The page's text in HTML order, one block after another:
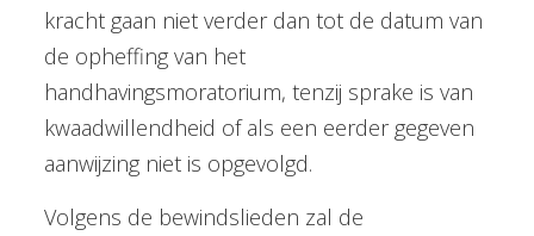
kracht gaan niet verder dan tot de datum van
de opheffing van het
handhavingsmoratorium, tenzij sprake is van
kwaadwillendheid of als een eerder gegeven
aanwijzing niet is opgevolgd.
Volgens de bewindslieden zal de